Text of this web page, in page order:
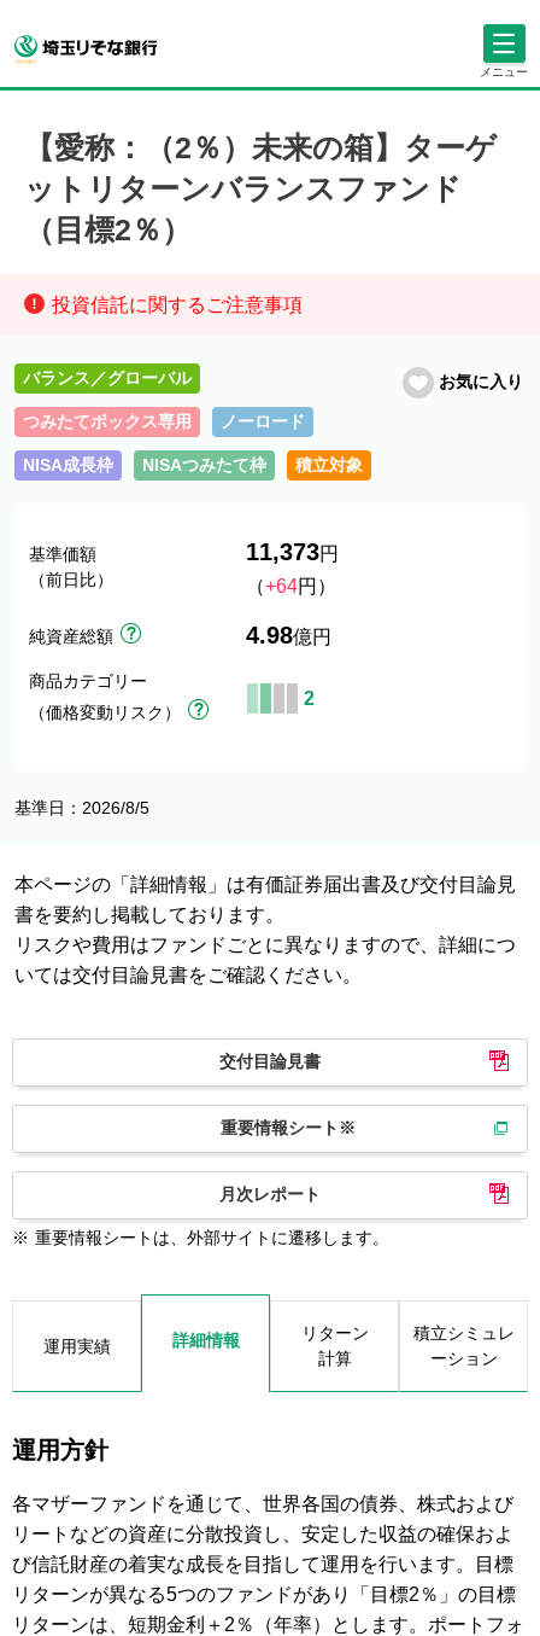
メニュー
【愛称：（2％）未来の箱】ターゲ
ットリターンバランスファンド
（目標2％）
投資信託に関するご注意事項
バランス／グローバル
つみたてボックス専用 ノーロード
NISA成長枠 NISAつみたて枠 積立対象
お気に入り
基準価額
（前日比）
11,373円
（+64円）
純資産総額 4.98億円
商品カテゴリー
（価格変動リスク）
2
基準日：2026/8/5
本ページの「詳細情報」は有価証券届出書及び交付目論見
書を要約し掲載しております。
リスクや費用はファンドごとに異なりますので、詳細につ
いては交付目論見書をご確認ください。
交付目論見書
重要情報シート※
月次レポート
※ 重要情報シートは、外部サイトに遷移します。
運用実績 詳細情報
リターン
計算
積立シミュレ
ーション
運用方針
各マザーファンドを通じて、世界各国の債券、株式および
リートなどの資産に分散投資し、安定した収益の確保およ
び信託財産の着実な成長を目指して運用を行います。目標
リターンが異なる5つのファンドがあり「目標2％」の目標
リターンは、短期金利＋2％（年率）とします。ポートフォ